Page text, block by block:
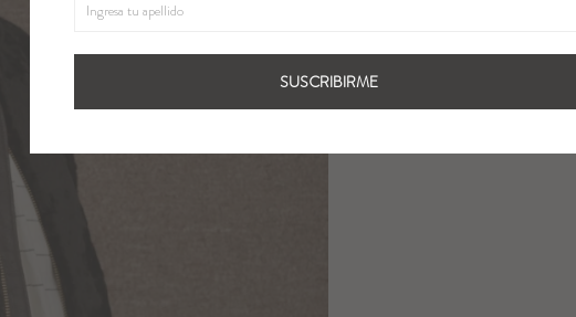
SUSCRIBIRME